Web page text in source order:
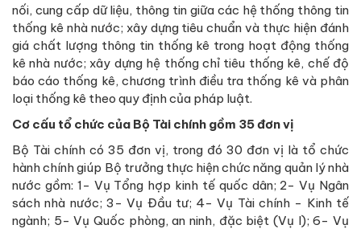
nối, cung cấp dữ liệu, thông tin giữa các hệ thống thông tin
thống kê nhà nước; xây dựng tiêu chuẩn và thực hiện đánh
giá chất lượng thông tin thống kê trong hoạt động thống
kê nhà nước; xây dựng hệ thống chỉ tiêu thống kê, chế độ
báo cáo thống kê, chương trình điều tra thống kê và phân
loại thống kê theo quy định của pháp luật.
Cơ cấu tổ chức của Bộ Tài chính gồm 35 đơn vị
Bộ Tài chính có 35 đơn vị, trong đó 30 đơn vị là tổ chức
hành chính giúp Bộ trưởng thực hiện chức năng quản lý nhà
nước gồm: 1- Vụ Tổng hợp kinh tế quốc dân; 2- Vụ Ngân
sách nhà nước; 3- Vụ Đầu tư; 4- Vụ Tài chính - Kinh tế
ngành; 5- Vụ Quốc phòng, an ninh, đặc biệt (Vụ I); 6- Vụ